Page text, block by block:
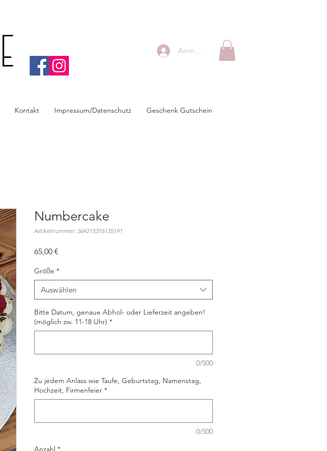
Anmelden
Numbercake
Artikelnummer: 364215376135191
65,00 €
Größe *
Auswählen
Bitte Datum, genaue Abhol- oder Lieferzeit angeben!
(möglich zw. 11-18 Uhr) *
0/500
Zu jedem Anlass wie Taufe, Geburtstag, Namenstag,
Hochzeit, Firmenfeier *
0/500
Anzahl *
Kontakt Impressum/Datenschutz Geschenk Gutschein